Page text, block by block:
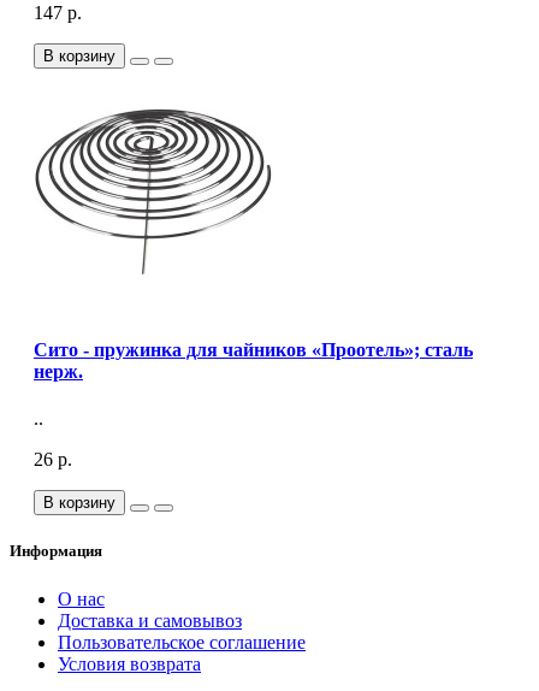
147 р.
В корзину
Сито - пружинка для чайников «Проотель»; сталь
нерж.
..
26 р.
В корзину
Информация
О нас
Доставка и самовывоз
Пользовательское соглашение
Условия возврата